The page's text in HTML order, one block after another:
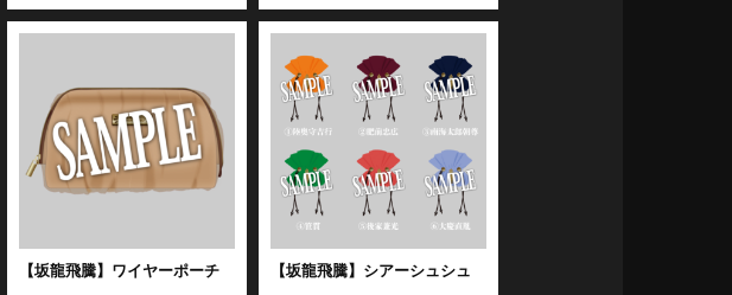
【坂龍飛騰】ワイヤーポーチ 【坂龍飛騰】シアーシュシュ